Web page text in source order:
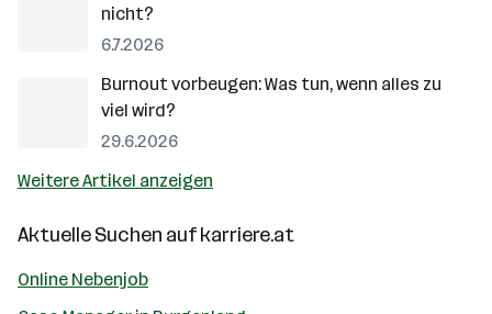
nicht?
6.7.2026
Burnout vorbeugen: Was tun, wenn alles zu
viel wird?
29.6.2026
Weitere Artikel anzeigen
Aktuelle Suchen aufkarriere.at
Online Nebenjob